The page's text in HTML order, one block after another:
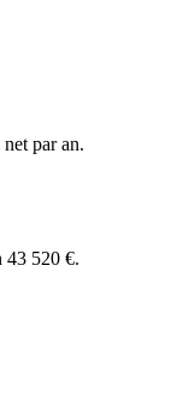
par an.
43 520 €.